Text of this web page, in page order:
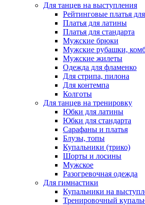
Для танцев на выступления
Рейтинговые платья
Платья для латины
Платья для стандарта
Мужские брюки
Мужские рубашки,
Мужские жилеты
Одежда для фламенко
Для стрипа, пилона
Для контемпа
Колготы
Для танцев на тренировку
Юбки для латины
Юбки для стандарта
Сарафаны и платья
Блузы, топы
Купальники (трико)
Шорты и лосины
Мужское
Разогревочная одежда
Для гимнастики
Купальники на
Тренировочный